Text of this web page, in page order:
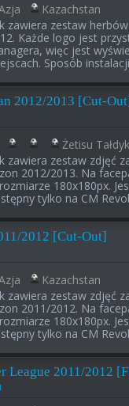
Kazachstan
zawiera zestaw
Każde logo jest
więc jest
Sposób
2012/2013 [Cut-
Żetisu
zawiera zestaw zdjęć
2012/2013. Na
180x180px.
tylko na CM
2012 [Cut-Out]
Kazachstan
zawiera zestaw zdjęć
2011/2012. Na
180x180px.
tylko na CM
League 2011/2012